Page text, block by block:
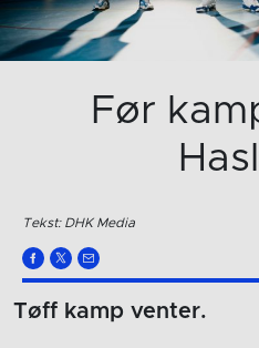
Før
Tekst: DHK Media
Tøff kamp venter.